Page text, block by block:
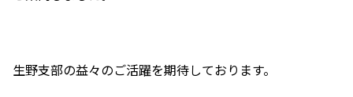
生野支部の益々のご活躍を期待しております。